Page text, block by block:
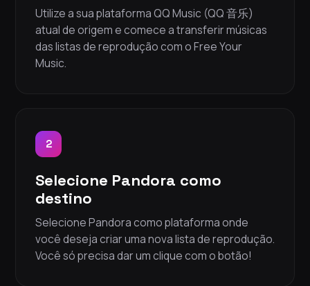
Utilize a sua plataforma QQ Music (QQ 音乐)
atual de origem e comece a transferir músicas
das listas de reprodução com o Free Your
Music.
2
Selecione Pandora como
destino
Selecione Pandora como plataforma onde
você deseja criar uma nova lista de reprodução.
Você só precisa dar um clique com o botão!